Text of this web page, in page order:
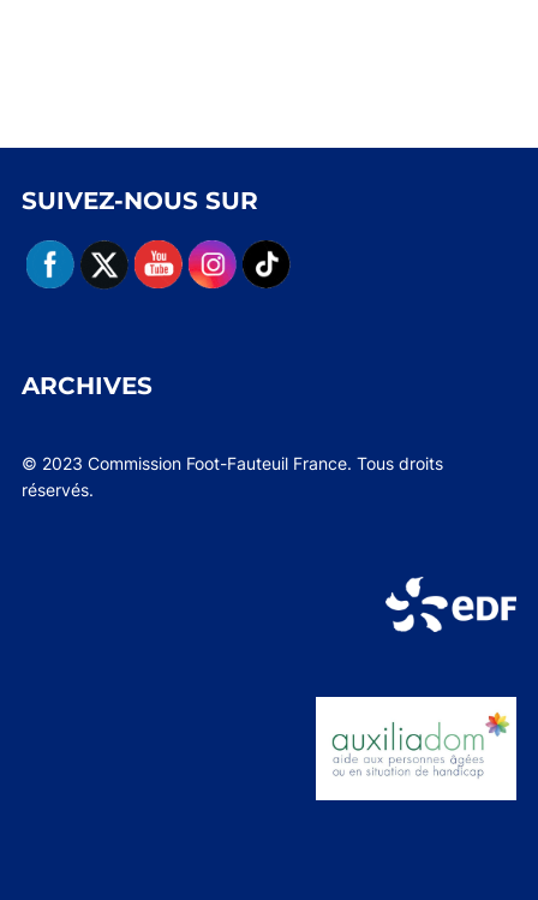
SUIVEZ-NOUS SUR
ARCHIVES
© 2023 Commission Foot-Fauteuil France. Tous droits
réservés.